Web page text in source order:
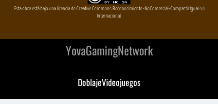
Esta obra está bajo una licencia de Creative Commons Reconocimiento-NoComercial-CompartirIgual 4.0
Internacional
YovaGamingNetwork
DoblajeVideojuegos